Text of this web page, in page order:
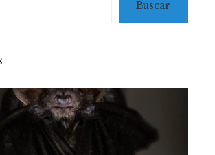
Buscar